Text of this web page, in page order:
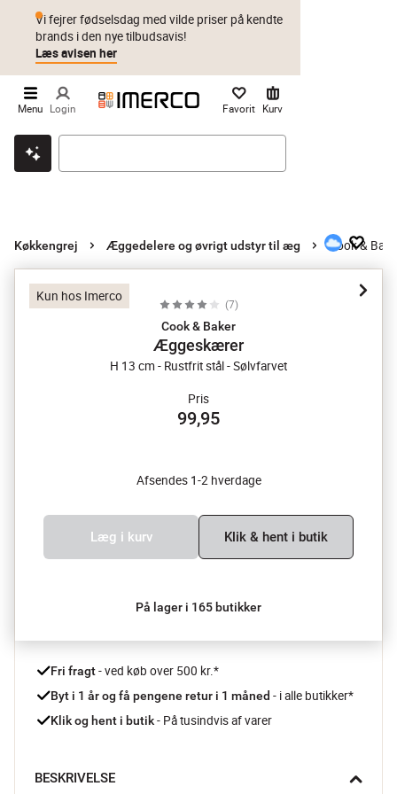
Klik & hent Byt i 1 år Prismatch
Vi fejrer fødselsdag med vilde priser på kendte
brands i den nye tilbudsavis!
Læs avisen her
Menu Login Favorit Kurv
Køkkengrej Æggedelere og øvrigt udstyr til æg Cook &
Kun hos Imerco
(7)
Cook & Baker
Æggeskærer
H 13 cm - Rustfrit stål - Sølvfarvet
Pris
99,95
Afsendes 1-2 hverdage
Læg i kurv Klik & hent i butik
På lager i 165 butikker
Fri fragt - ved køb over 500 kr.*
Byt i 1 år og få pengene retur i 1 måned - i alle butikker*
Klik og hent i butik - På tusindvis af varer
BESKRIVELSE